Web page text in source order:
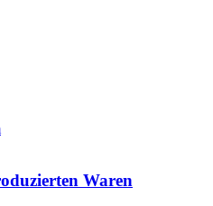
Waren